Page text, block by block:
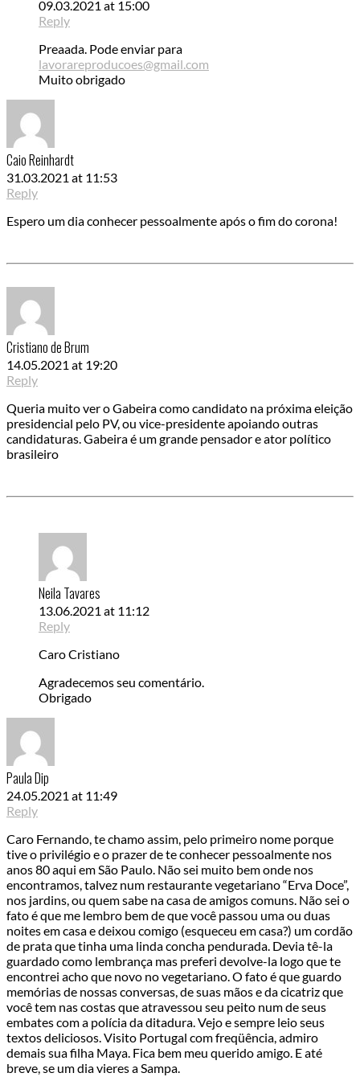
09.03.2021 at 15:00
Reply
Preaada. Pode enviar para
lavorareproducoes@gmail.com
Muito obrigado
Caio Reinhardt
31.03.2021 at 11:53
Reply
Espero um dia conhecer pessoalmente após o fim do corona!
Cristiano de Brum
14.05.2021 at 19:20
Reply
Queria muito ver o Gabeira como candidato na próxima eleição
presidencial pelo PV, ou vice-presidente apoiando outras
candidaturas. Gabeira é um grande pensador e ator político
brasileiro
Neila Tavares
13.06.2021 at 11:12
Reply
Caro Cristiano
Agradecemos seu comentário.
Obrigado
Paula Dip
24.05.2021 at 11:49
Reply
Caro Fernando, te chamo assim, pelo primeiro nome porque
tive o privilégio e o prazer de te conhecer pessoalmente nos
anos 80 aqui em São Paulo. Não sei muito bem onde nos
encontramos, talvez num restaurante vegetariano “Erva Doce”,
nos jardins, ou quem sabe na casa de amigos comuns. Não sei o
fato é que me lembro bem de que você passou uma ou duas
noites em casa e deixou comigo (esqueceu em casa?) um cordão
de prata que tinha uma linda concha pendurada. Devia tê-la
guardado como lembrança mas preferi devolve-la logo que te
encontrei acho que novo no vegetariano. O fato é que guardo
memórias de nossas conversas, de suas mãos e da cicatriz que
você tem nas costas que atravessou seu peito num de seus
embates com a polícia da ditadura. Vejo e sempre leio seus
textos deliciosos. Visito Portugal com freqüência, admiro
demais sua filha Maya. Fica bem meu querido amigo. E até
breve, se um dia vieres a Sampa.